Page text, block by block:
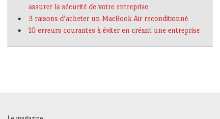
assurer la sécurité de votre entreprise
3 raisons d’acheter un MacBook Air reconditionné
10 erreurs courantes à éviter en créant une entreprise